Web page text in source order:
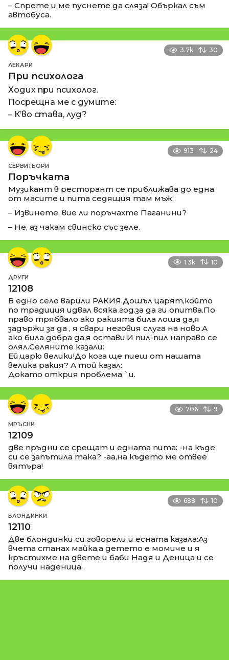
– Спрете и ме пуснете да сляза! Объркал съм
автобуса.
3.7k 30
ЛЕКАРИ
При психолога
Ходих при психолог.
Посрещна ме с думите:
– К’во става, луд?
913 24
СЕРВИТЬОРИ
Поръчката
Музикант в ресторант се приближава до една
от масите и пита седящия там мъж:
– Извинете, вие ли поръчахте Паганини?
– Не, аз чакам свинско със зеле.
1.3k 10
ДРУГИ
12108
В едно село варили РАКИЯ.Дошъл царят,който
по традиция идвал всяка год.за да ги опитва.По
право трябвало ако ракията била лоша да,я
задържи за да , я свари неговия слуга на ново.А
ако била добра да,я остави.И пил-пил направо се
олял.Селяните казали:
Ей,царю велики!До кога ще пиеш от нашата
велика ракия? А той казал:
Докато открия проблема `и.
706 9
МРЪСНИ
12109
две пръдни се срещат и едната пита: -на къде
си се запътила така? -аа,на където ме отвее
вятъра!
688 10
БЛОНДИНКИ
12110
Две блондинки си говорели и есната казала:Аз
вчета станах майка,а детето е момиче и я
кръстихме на двете и баби Надя и Деница и се
получи наденица.